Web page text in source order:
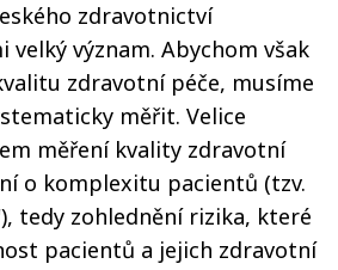
zdravotnictví
velký význam. Abychom však
zdravotní péče, musíme
měřit. Velice
měření kvality zdravotní
o komplexitu pacientů (tzv.
tedy zohlednění rizika, které
pacientů a jejich zdravotní